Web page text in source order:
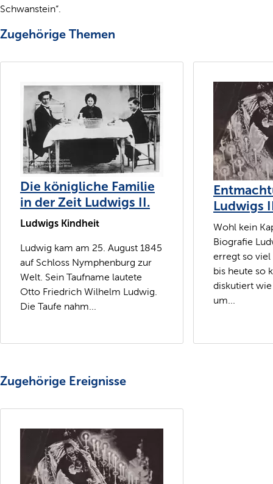
Schwanstein“.
Zugehörige Themen
Die königliche Familie
in der Zeit Ludwigs II.
Ludwigs Kindheit
Ludwig kam am 25. August 1845
auf Schloss Nymphenburg zur
Welt. Sein Taufname lautete
Otto Friedrich Wilhelm Ludwig.
Die Taufe nahm...
Ludwigs
Wohl kein
Biografie
erregt so viel
bis heute so
diskutiert
um...
Zugehörige Ereignisse